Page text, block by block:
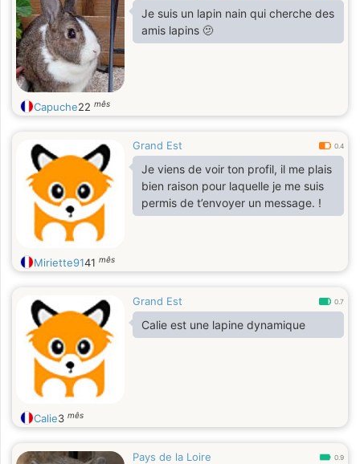
Je suis un lapin nain qui cherche des
amis lapins 🫤
Capuche22 mês
Grand Est 0.4
Je viens de voir ton profil, il me plais
bien raison pour laquelle je me suis
permis de t’envoyer un message. !
Miriette9141 mês
Grand Est 0.7
Calie est une lapine dynamique
Calie3 mês
Pays de la Loire 0.9